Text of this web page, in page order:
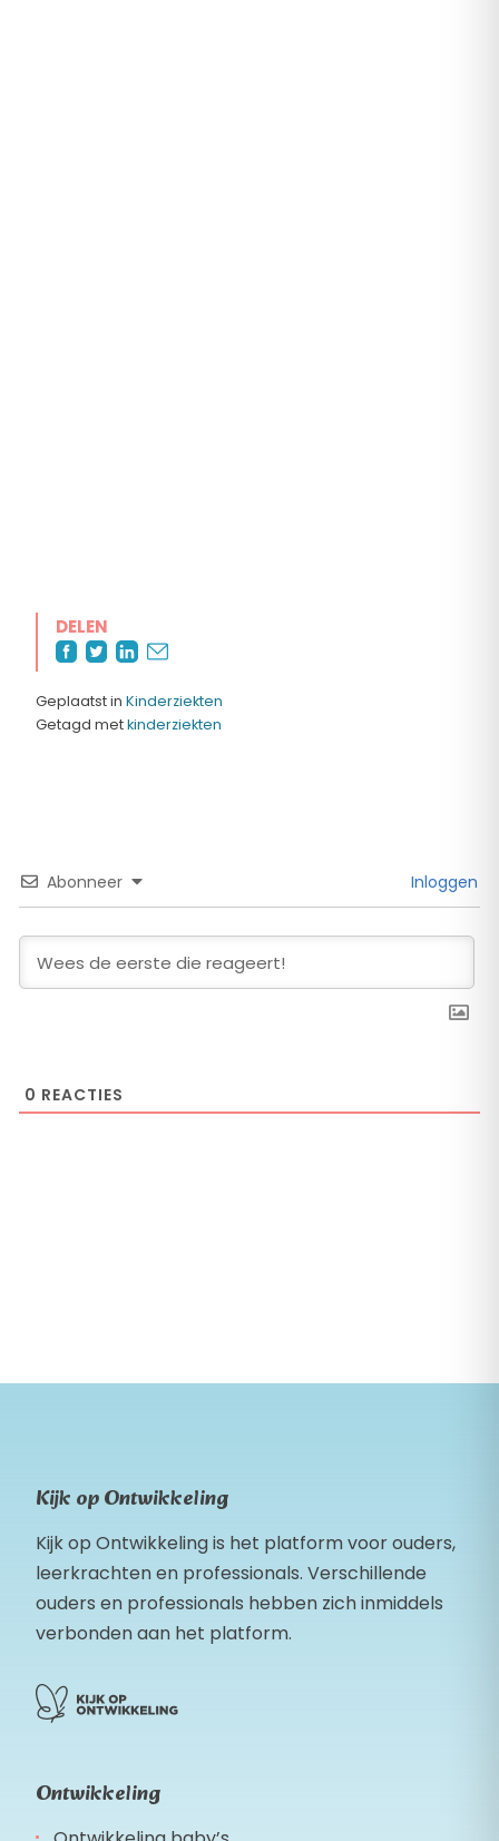
DELEN
Geplaatst in Kinderziekten
Getagd metkinderziekten
Abonneer Inloggen
0 REACTIES
Kijk op Ontwikkeling
Kijk op Ontwikkeling is het platform voor ouders,
leerkrachten en professionals. Verschillende
ouders en professionals hebben zich inmiddels
verbonden aan het platform.
Ontwikkeling